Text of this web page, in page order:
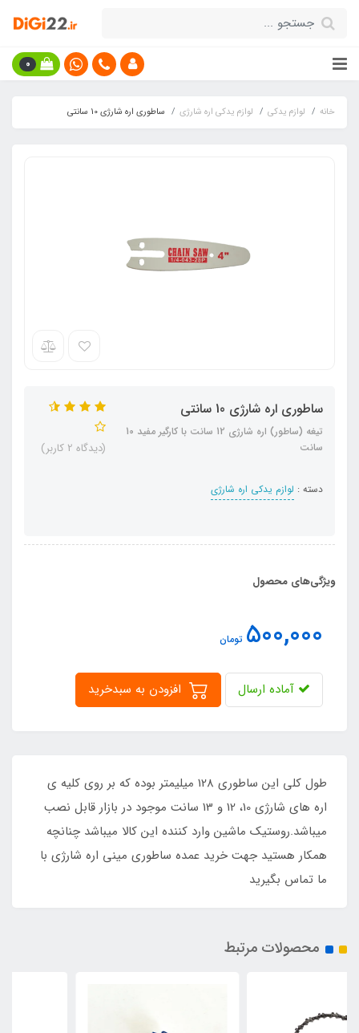
0
خانه لوازم یدکی لوازم یدکی اره شارژی ساطوری اره شارژی 10 سانتی
ساطوری اره شارژی 10 سانتی
تیغه (ساطور) اره شارژی 12 سانت با کارگیر مفید 10
سانت
دسته : لوازم یدکی اره شارژی
(دیدگاه 2 کاربر)
ویژگی‌های محصول
500,000 تومان
آماده ارسال
طول کلی این ساطوری 128 میلیمتر بوده که بر روی کلیه ی
اره های شارژی 10، 12 و 13 سانت موجود در بازار قابل نصب
میباشد.روستیک ماشین وارد کننده این کالا میباشد چنانچه
همکار هستید جهت خرید عمده ساطوری مینی اره شارژی با
ما تماس بگیرید
محصولات مرتبط